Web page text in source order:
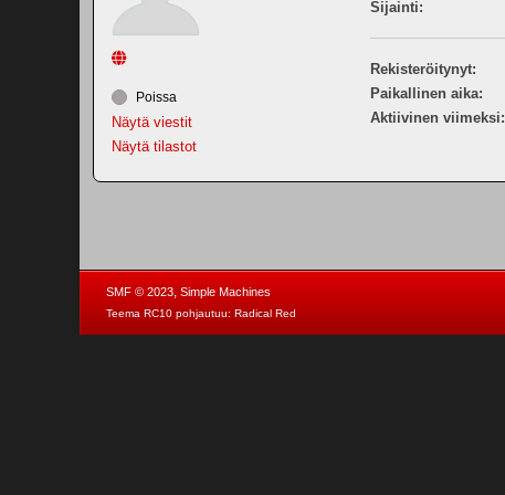
Poissa
Näytä viestit
Näytä tilastot
Sijainti:
Rekisteröitynyt:
Paikallinen aika:
Aktiivinen viimeksi:
SMF © 2023, Simple Machines
Teema RC10 pohjautuu: Radical Red